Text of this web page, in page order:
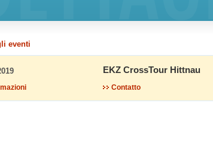
eventi
EKZ CrossTour Hittnau
Contatto